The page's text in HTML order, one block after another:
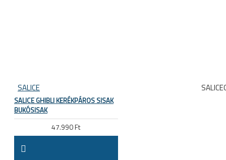
SALICE
SALICE GHIBLI KERÉKPÁROS SISAK
BUKÓSISAK
47.990 Ft